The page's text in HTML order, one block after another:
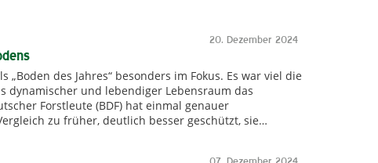
20. Dezember 2024
des Jahres“ besonders im Fokus. Es war viel die
dynamischer und lebendiger Lebensraum das
Forstleute (BDF) hat einmal genauer
zu früher, deutlich besser geschützt, sie…